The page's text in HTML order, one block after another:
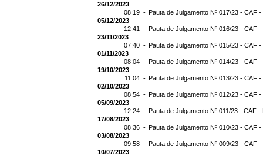
26/12/2023
08:19 - Pauta de Julgamento Nº 017/23 - CAF
05/12/2023
12:41 - Pauta de Julgamento Nº 016/23 - CAF
23/11/2023
07:40 - Pauta de Julgamento Nº 015/23 - CAF -
01/11/2023
08:04 - Pauta de Julgamento Nº 014/23 - CAF -
19/10/2023
11:04 - Pauta de Julgamento Nº 013/23 - CAF
02/10/2023
08:54 - Pauta de Julgamento Nº 012/23 - CAF
05/09/2023
12:24 - Pauta de Julgamento Nº 011/23 - CAF -
17/08/2023
08:36 - Pauta de Julgamento Nº 010/23 - CAF
03/08/2023
09:58 - Pauta de Julgamento Nº 009/23 - CAF
10/07/2023